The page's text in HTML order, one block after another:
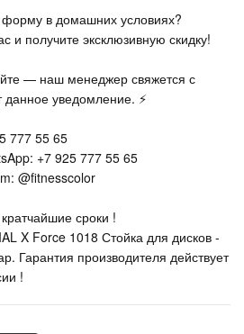
в домашних условиях?
и получите эксклюзивную скидку!
— наш менеджер свяжется с
данное уведомление. ⚡
777 55 65
+7 925 777 55 65
@fitnesscolor
сроки !
X Force 1018 Стойка для дисков -
Гарантия производителя действует
!